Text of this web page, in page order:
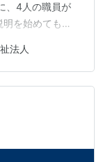
、4人の職員が
を始めても、
ることにな
だった。私の目
めの論理を必死
事前に消費者
は、「罰則の
法人